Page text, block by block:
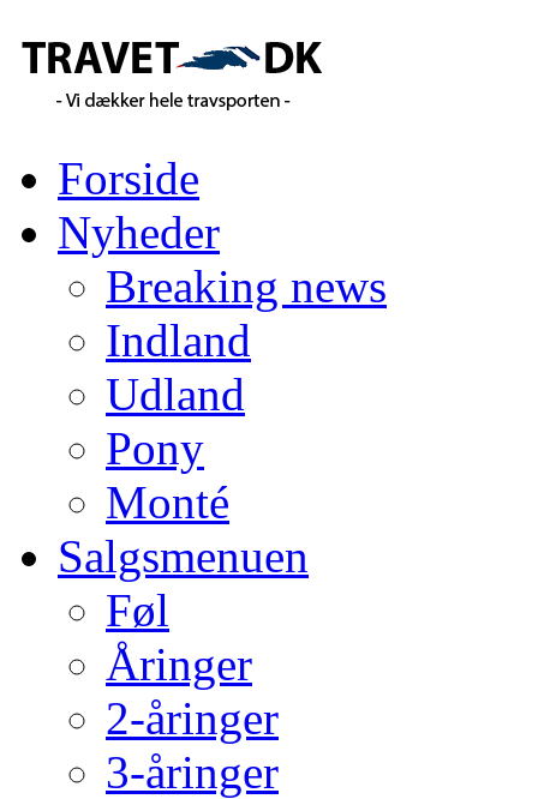
Forside
Nyheder
Breaking news
Indland
Udland
Pony
Monté
Salgsmenuen
Føl
Åringer
2-åringer
3-åringer